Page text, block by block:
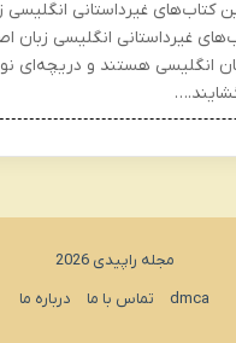
کتاب‌های غیرداستانی انگلیسی
غیرداستانی انگلیسی زبان
انگلیسی هستند و دریچه‌ای
مجله راپیدی 2026
dmca
تماس با ما درباره ما